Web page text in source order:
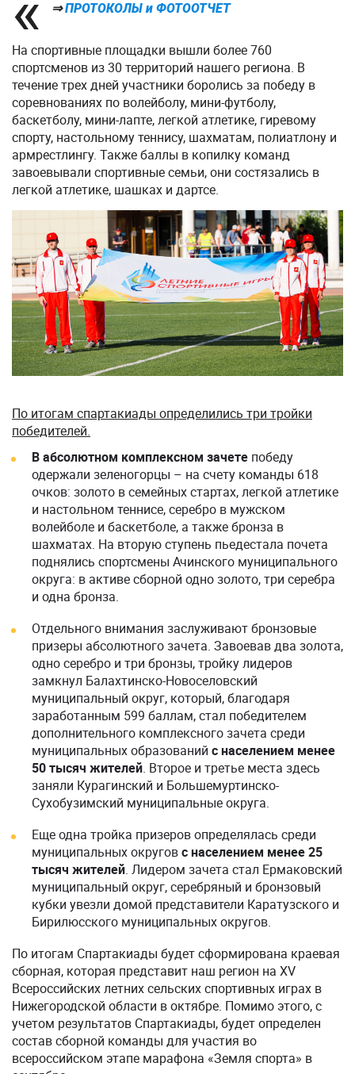
⇒ПРОТОКОЛЫ и ФОТООТЧЕТ
На спортивные площадки вышли более 760
спортсменов из 30 территорий нашего региона. В
течение трех дней участники боролись за победу в
соревнованиях по волейболу, мини-футболу,
баскетболу, мини-лапте, легкой атлетике, гиревому
спорту, настольному теннису, шахматам, полиатлону и
армрестлингу. Также баллы в копилку команд
завоевывали спортивные семьи, они состязались в
легкой атлетике, шашках и дартсе.
По итогам спартакиады определились три тройки
победителей.
В абсолютном комплексном зачете победу
одержали зеленогорцы – на счету команды 618
очков: золото в семейных стартах, легкой атлетике
и настольном теннисе, серебро в мужском
волейболе и баскетболе, а также бронза в
шахматах. На вторую ступень пьедестала почета
поднялись спортсмены Ачинского муниципального
округа: в активе сборной одно золото, три серебра
и одна бронза.
Отдельного внимания заслуживают бронзовые
призеры абсолютного зачета. Завоевав два золота,
одно серебро и три бронзы, тройку лидеров
замкнул Балахтинско-Новоселовский
муниципальный округ, который, благодаря
заработанным 599 баллам, стал победителем
дополнительного комплексного зачета среди
муниципальных образований с населением менее
50 тысяч жителей. Второе и третье места здесь
заняли Курагинский и Большемуртинско-
Сухобузимский муниципальные округа.
Еще одна тройка призеров определялась среди
муниципальных округовс населением менее 25
тысяч жителей. Лидером зачета стал Ермаковский
муниципальный округ, серебряный и бронзовый
кубки увезли домой представители Каратузского и
Бирилюсского муниципальных округов.
По итогам Спартакиады будет сформирована краевая
сборная, которая представит наш регион на XV
Всероссийских летних сельских спортивных играх в
Нижегородской области в октябре. Помимо этого, с
учетом результатов Спартакиады, будет определен
состав сборной команды для участия во
всероссийском этапе марафона «Земля спорта» в